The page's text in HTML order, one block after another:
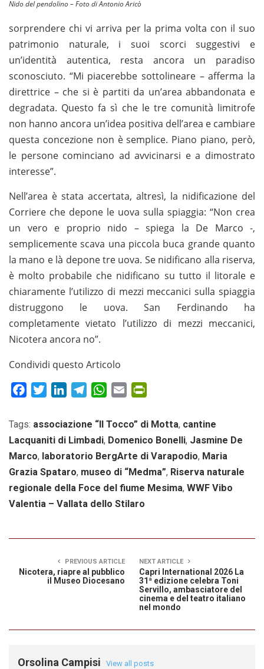
Nido del pendolino – Foto di Antonio Aricò
sorprendere chi vi arriva per la prima volta con il suo
patrimonio naturale, i suoi scorci suggestivi e
un’identità autentica, resta ancora un paradiso
sconosciuto. “Mi piacerebbe sottolineare – afferma la
direttrice – che si è partiti da un’area abbandonata e
degradata. Questo fa sì che le tre comunità limitrofe
non hanno ancora un’idea positiva dell’area e cambiare
questa concezione non è semplice. Piano piano, però,
le persone cominciano ad avvicinarsi e a dimostrato
interesse”.
Nell’area è stata accertata, altresì, la nidificazione del
Corriere che depone le uova sulla spiaggia: “Non crea
un vero e proprio nido – spiega la De Marco -,
semplicemente scava una piccola buca grande quanto
la mano e là depone tre uova. Se nidificano alla riserva,
è molto probabile che nidificano su tutto il litorale e
chiaramente l’utilizzo di mezzi meccanici sulla spiaggia
distruggono le uova. San Ferdinando ha
completamente vietato l’utilizzo di mezzi meccanici,
Nicotera ancora no”.
Condividi questo Articolo
FacebookTwitterLinkedInTelegramWhatsApp
Email
Tags: associazione “Il Tocco” di Motta, cantine
Lacquaniti di Limbadi, Domenico Bonelli, Jasmine De
Marco, laboratorio BergArte di Varapodio, Maria
Grazia Spataro, museo di “Medma”, Riserva naturale
regionale della Foce del fiume Mesima, WWF Vibo
Valentia – Vallata dello Stilaro
PREVIOUS ARTICLE
Nicotera, riapre al pubblico
il Museo Diocesano
NEXT ARTICLE
Capri International 2026 La
31ª edizione celebra Toni
Servillo, ambasciatore del
cinema e del teatro italiano
nel mondo
Orsolina Campisi View all posts